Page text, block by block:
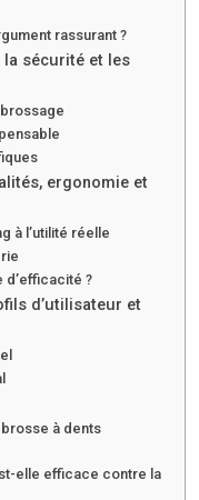
rassurant ?
sécurité et les
ergonomie et
à l’utilité réelle
d’efficacité ?
d’utilisateur et
à dents
elle efficace contre la